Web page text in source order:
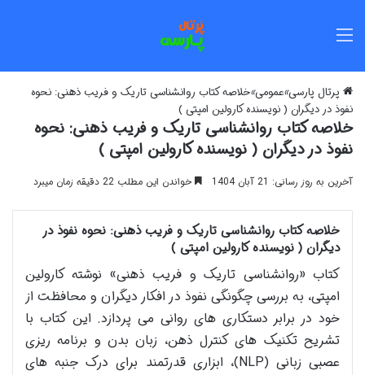
پرتال پارسی»عمومی»خلاصه کتاب روانشناسی تاریک و فریب ذهنی: نحوه
نفوذ در دیگران ( نویسنده کارولین امپتی )
خلاصه کتاب روانشناسی تاریک و فریب ذهنی: نحوه
نفوذ در دیگران ( نویسنده کارولین امپتی )
آخرین به روز رسانی: 21 آبان 1404 خواندن این مطلب 22 دقیقه زمان میبرد
خلاصه کتاب روانشناسی تاریک و فریب ذهنی: نحوه نفوذ در
دیگران ( نویسنده کارولین امپتی )
کتاب «روانشناسی تاریک و فریب ذهنی» نوشته کارولین
امپتی، به بررسی چگونگی نفوذ در افکار دیگران و محافظت از
خود در برابر دستکاری های روانی می پردازد. این کتاب با
تشریح تکنیک های کنترل ذهن، زبان بدن و برنامه ریزی
عصبی زبانی (NLP)، ابزاری قدرتمند برای درک جنبه های